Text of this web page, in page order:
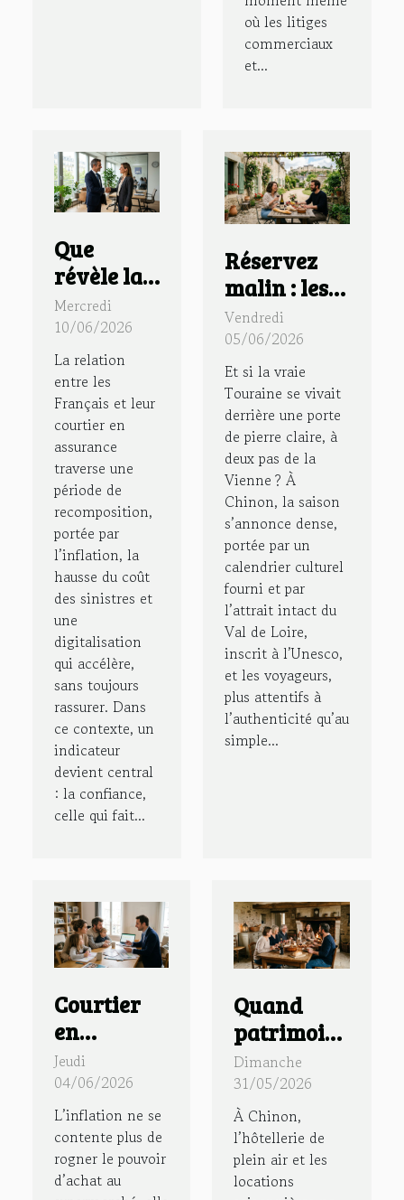
où les litiges
commerciaux
et...
Que
révèle la
confiance
des
Français
envers
leur
courtier
en
assurance
?
Mercredi
10/06/2026
La relation
entre les
Français et leur
courtier en
assurance
traverse une
période de
recomposition,
portée par
l’inflation, la
hausse du coût
des sinistres et
une
digitalisation
qui accélère,
sans toujours
rassurer. Dans
ce contexte, un
indicateur
devient central
: la confiance,
celle qui fait...
Réservez
malin : les
secrets d’un
séjour
authentique
en gîte à
Chinon
Vendredi
05/06/2026
Et si la vraie
Touraine se vivait
derrière une porte
de pierre claire, à
deux pas de la
Vienne ? À
Chinon, la saison
s’annonce dense,
portée par un
calendrier culturel
fourni et par
l’attrait intact du
Val de Loire,
inscrit à l’Unesco,
et les voyageurs,
plus attentifs à
l’authenticité qu’au
simple...
Courtier
en
assurance
: la
nouvelle
boussole
des
Jeudi
04/06/2026
L’inflation ne se
contente plus de
rogner le pouvoir
d’achat au
Quand
patrimoine
rime avec
hospitalité
:
immersion
dans un
Dimanche
31/05/2026
À Chinon,
l’hôtellerie de
plein air et les
locations